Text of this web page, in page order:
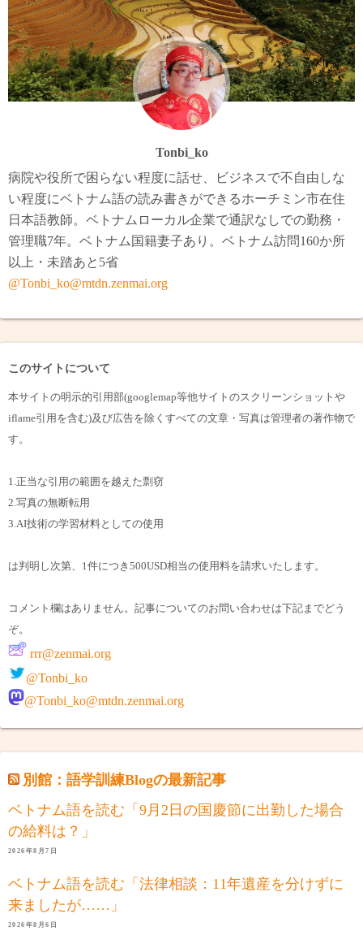
Tonbi_ko
病院や役所で困らない程度に話せ、ビジネスで不自由しな
い程度にベトナム語の読み書きができるホーチミン市在住
日本語教師。ベトナムローカル企業で通訳なしでの勤務・
管理職7年。ベトナム国籍妻子あり。ベトナム訪問160か所
以上・未踏あと5省
@Tonbi_ko@mtdn.zenmai.org
このサイトについて
本サイトの明示的引用部(googlemap等他サイトのスクリーンショットや
iflame引用を含む)及び広告を除くすべての文章・写真は管理者の著作物で
す。
1.正当な引用の範囲を越えた剽窃
2.写真の無断転用
3.AI技術の学習材料としての使用
は判明し次第、1件につき500USD相当の使用料を請求いたします。
コメント欄はありません。記事についてのお問い合わせは下記までどう
ぞ。
rrr@zenmai.org
@Tonbi_ko
@Tonbi_ko@mtdn.zenmai.org
別館：語学訓練Blogの最新記事
ベトナム語を読む「9月2日の国慶節に出勤した場合
の給料は？」
2026年8月7日
ベトナム語を読む「法律相談：11年遺産を分けずに
来ましたが……」
2026年8月6日